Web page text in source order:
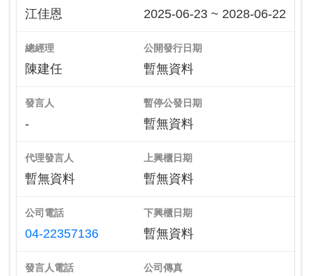
江佳恩 2025-06-23 ~ 2028-06-22
總經理
陳建任
公開發行日期
暫無資料
發言人
-
暫停公發日期
暫無資料
代理發言人
暫無資料
上興櫃日期
暫無資料
公司電話
04-22357136
下興櫃日期
暫無資料
發言人電話 公司傳真